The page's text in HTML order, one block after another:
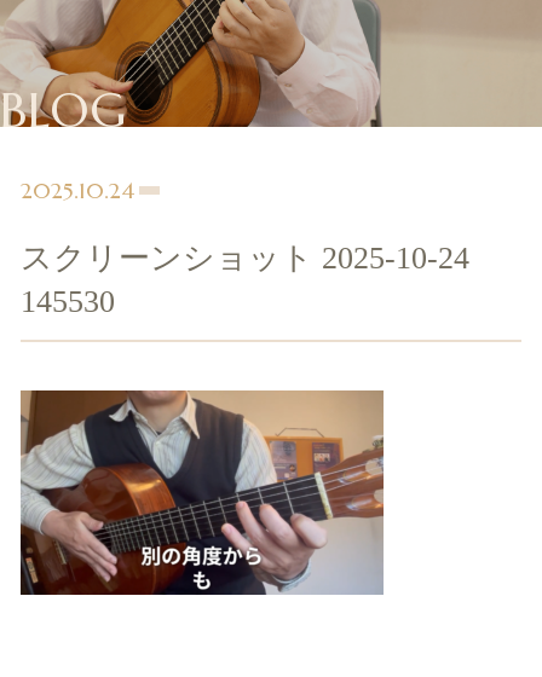
BLOG
2025.10.24
スクリーンショット 2025-10-24
145530